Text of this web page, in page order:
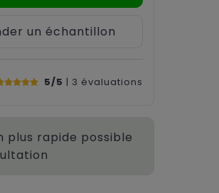
un échantillon
5/5 | 3 évaluations
plus rapide possible